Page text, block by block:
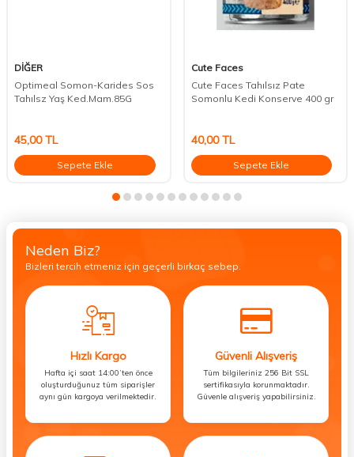
DİĞER
Optimeal Somon-Karides Sos
Tahılsz Yaş Ked.Mam.85G
45,00TL
Sepete Ekle
Cute Faces
Cute Faces Tahılsız Pate
Somonlu Kedi Konserve 400 gr
40,00TL
Sepete Ekle
Neden Biz?
Bizleri tercih etmeniz için geçerli birkaç sebep.
Hızlı Kargo
Hafta içi saat 14:00’ten önce
oluşturduğunuz tüm siparişler
aynı gün kargoya verilmektedir.
Güvenli Alışveriş
Tüm bilgileriniz 256 Bit SSL
sertifikasıyla korunmaktadır.
Güvenle alışveriş yapabilirsiniz.